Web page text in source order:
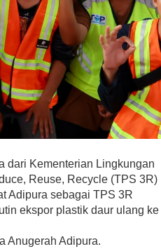
dari Kementerian Lingkungan
Reuse, Recycle (TPS 3R)
Adipura sebagai TPS 3R
ekspor plastik daur ulang ke
Anugerah Adipura.